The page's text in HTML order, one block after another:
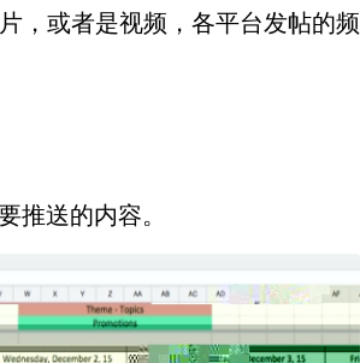
，或者是视频，各平台发帖的频
推送的内容。